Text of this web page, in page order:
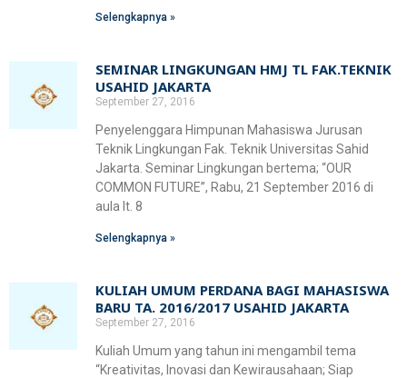
Magister Hukum
Mon - Fri: 9:00 - 18:30
JadiUSAHID
People
Selengkapnya »
SEMINAR LINGKUNGAN HMJ TL FAK.TEKNIK
USAHID JAKARTA
September 27, 2016
Penyelenggara Himpunan Mahasiswa Jurusan
Teknik Lingkungan Fak. Teknik Universitas Sahid
Jakarta. Seminar Lingkungan bertema; “OUR
COMMON FUTURE”, Rabu, 21 September 2016 di
aula lt. 8
Selengkapnya »
KULIAH UMUM PERDANA BAGI MAHASISWA
BARU TA. 2016/2017 USAHID JAKARTA
September 27, 2016
Kuliah Umum yang tahun ini mengambil tema
“Kreativitas, Inovasi dan Kewirausahaan; Siap